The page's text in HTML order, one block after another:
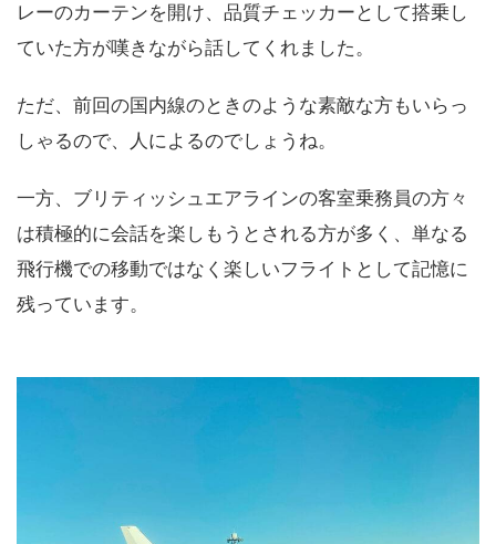
レーのカーテンを開け、品質チェッカーとして搭乗し
ていた方が嘆きながら話してくれました。
ただ、前回の国内線のときのような素敵な方もいらっ
しゃるので、人によるのでしょうね。
一方、ブリティッシュエアラインの客室乗務員の方々
は積極的に会話を楽しもうとされる方が多く、単なる
飛行機での移動ではなく楽しいフライトとして記憶に
残っています。